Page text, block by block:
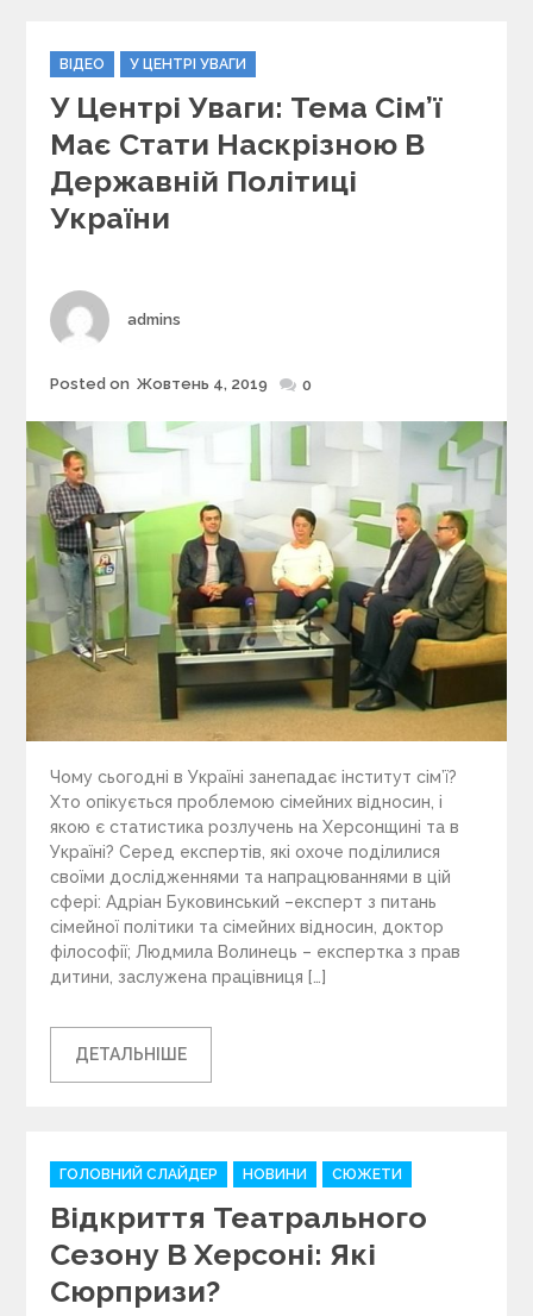
C
a
t
e
g
o
r
ВІДЕО У ЦЕНТРІ УВАГИ
У Центрі Уваги: Тема Сім’ї
Має Стати Наскрізною В
Державній Політиці
України
Author
admins
Posted
Posted on Жовтень 4, 2019 0
Чому сьогодні в Україні занепадає інститут сім’ї?
Хто опікується проблемою сімейних відносин, і
якою є статистика розлучень на Херсонщині та в
Україні? Серед експертів, які охоче поділилися
своїми дослідженнями та напрацюваннями в цій
сфері: Адріан Буковинський –експерт з питань
сімейної політики та сімейних відносин, доктор
філософії; Людмила Волинець – експертка з прав
дитини, заслужена працівниця […]
ДЕТАЛЬНІШЕ
C
a
e
g
o
ГОЛОВНИЙ СЛАЙДЕР НОВИНИ СЮЖЕТИ
Відкриття Театрального
Сезону В Херсоні: Які
Сюрпризи?